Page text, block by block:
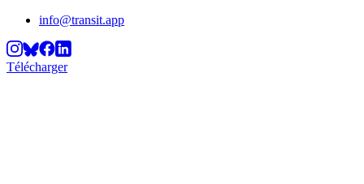
info@transit.app
Télécharger